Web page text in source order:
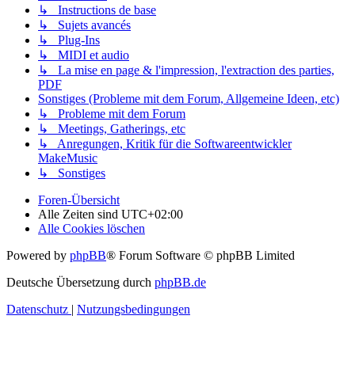
↳ Instructions de base
↳ Sujets avancés
↳ Plug-Ins
↳ MIDI et audio
↳ La mise en page & l'impression, l'extraction des parties,
PDF
Sonstiges (Probleme mit dem Forum, Allgemeine Ideen, etc)
↳ Probleme mit dem Forum
↳ Meetings, Gatherings, etc
↳ Anregungen, Kritik für die Softwareentwickler
MakeMusic
↳ Sonstiges
Foren-Übersicht
Alle Zeiten sind UTC+02:00
Alle Cookies löschen
Powered by phpBB® Forum Software © phpBB Limited
Deutsche Übersetzung durch phpBB.de
Datenschutz | Nutzungsbedingungen